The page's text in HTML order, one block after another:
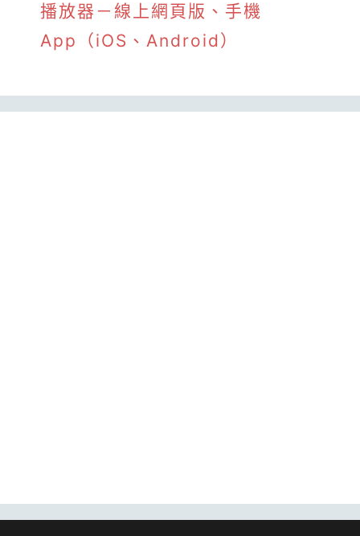
播放器－線上網頁版、手機
App（iOS、Android）